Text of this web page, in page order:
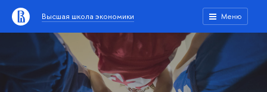
Высшая школа экономики Меню